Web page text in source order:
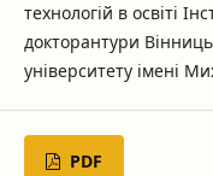
технологій в освіті
докторантури
університету імені
PDF